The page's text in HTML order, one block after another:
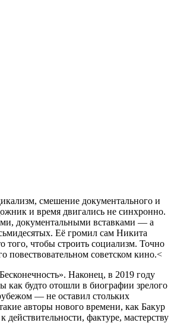
смешение документального и
и время двигались не синхронно.
документальными вставками — а
Её громил сам Никита
того, чтобы строить социализм. Точно
повествовательном советском кино.<
Наконец, в 2019 году
как будто отошли в биографии зрелого
— не оставил стольких
авторы нового времени, как Бакур
фактуре, мастерству